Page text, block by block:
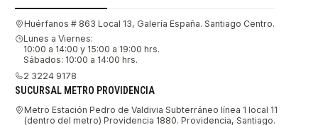
Huérfanos # 863 Local 13, Galería España. Santiago Centro.
Lunes a Viernes:
10:00 a 14:00 y 15:00 a 19:00 hrs.
Sábados: 10:00 a 14:00 hrs.
2 3224 9178
SUCURSAL METRO PROVIDENCIA
Metro Estación Pedro de Valdivia Subterráneo línea 1 local 11
(dentro del metro) Providencia 1880. Providencia, Santiago.